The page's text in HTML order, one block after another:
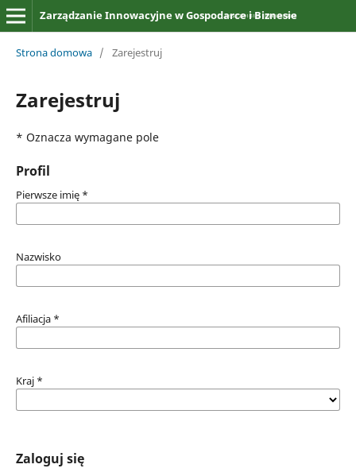
Zarządzanie Innowacyjne w Gospodarce i Biznesie
Strona domowa / Zarejestruj
Zarejestruj
* Oznacza wymagane pole
Profil
Pierwsze imię *
Nazwisko
Afiliacja *
Kraj *
Zaloguj się